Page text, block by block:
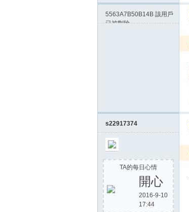
5563A7B50B14B 該用戶
已被刪除
s22917374
TA的每日心情
開心
2016-9-10
17:44